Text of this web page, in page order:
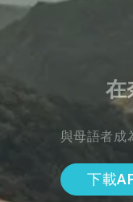
在
與母語者成
下載